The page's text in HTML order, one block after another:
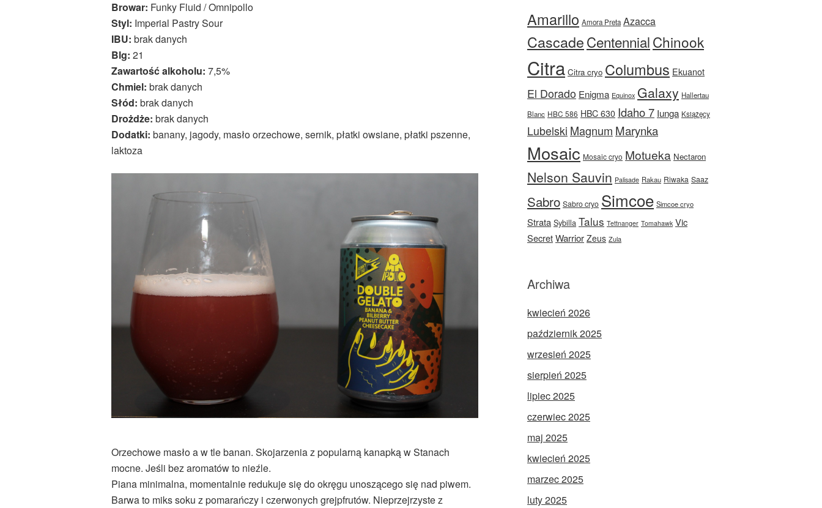
Browar: Funky Fluid / Omnipollo
Styl: Imperial Pastry Sour
IBU: brak danych
Blg: 21
Zawartość alkoholu: 7,5%
Chmiel: brak danych
Słód: brak danych
Drożdże: brak danych
Dodatki: banany, jagody, masło orzechowe, sernik, płatki owsiane, płatki pszenne,
laktoza
Orzechowe masło a w tle banan. Skojarzenia z popularną kanapką w Stanach
mocne. Jeśli bez aromatów to nieźle.
Piana minimalna, momentalnie redukuje się do okręgu unoszącego się nad piwem.
Barwa to miks soku z pomarańczy i czerwonych grejpfrutów. Nieprzejrzyste z
Amarillo Amora Preta Azacca
CascadeCentennialChinook
Citra Citra cryo Columbus Ekuanot
El Dorado Enigma Equinox Galaxy Hallertau
Blanc HBC 586 HBC 630 Idaho 7 Iunga Książęcy
Lubelski Magnum Marynka
Mosaic Mosaic cryo Motueka Nectaron
Nelson Sauvin Palisade Rakau Riwaka Saaz
Sabro Sabro cryo Simcoe Simcoe cryo
Strata Sybilla Talus Tettnanger Tomahawk Vic
SecretWarrior Zeus Zula
Archiwa
kwiecień 2026
październik 2025
wrzesień 2025
sierpień 2025
lipiec 2025
czerwiec 2025
maj 2025
kwiecień 2025
marzec 2025
luty 2025